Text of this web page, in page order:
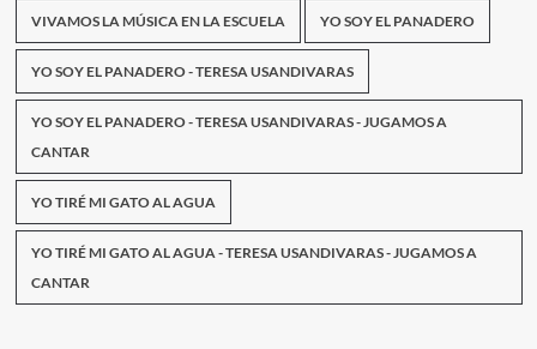
VIVAMOS LA MÚSICA EN LA ESCUELA YO SOY EL PANADERO
YO SOY EL PANADERO - TERESA USANDIVARAS
YO SOY EL PANADERO - TERESA USANDIVARAS - JUGAMOS A
CANTAR
YO TIRÉ MI GATO AL AGUA
YO TIRÉ MI GATO AL AGUA - TERESA USANDIVARAS - JUGAMOS A
CANTAR